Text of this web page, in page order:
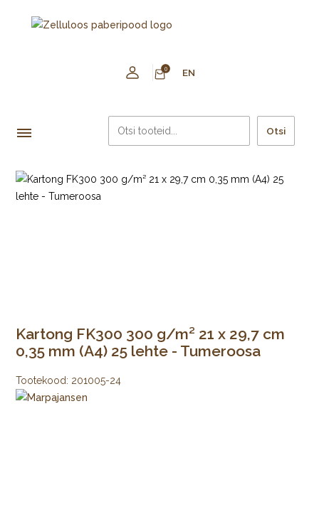
0 EN
Otsi
Kartong FK300 300 g/m² 21 x 29,7 cm
0,35 mm (A4) 25 lehte - Tumeroosa
Tootekood: 201005-24